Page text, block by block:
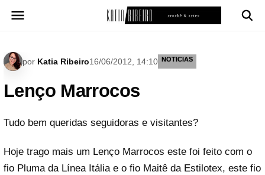
para
por Katia Ribeiro16/06/2012, 14:10 NOTICIAS
Lenço Marrocos
Tudo bem queridas seguidoras e visitantes?
Hoje trago mais um Lenço Marrocos este foi feito com o
fio Pluma da Línea Itália e o fio Maitê da Estilotex, este fio